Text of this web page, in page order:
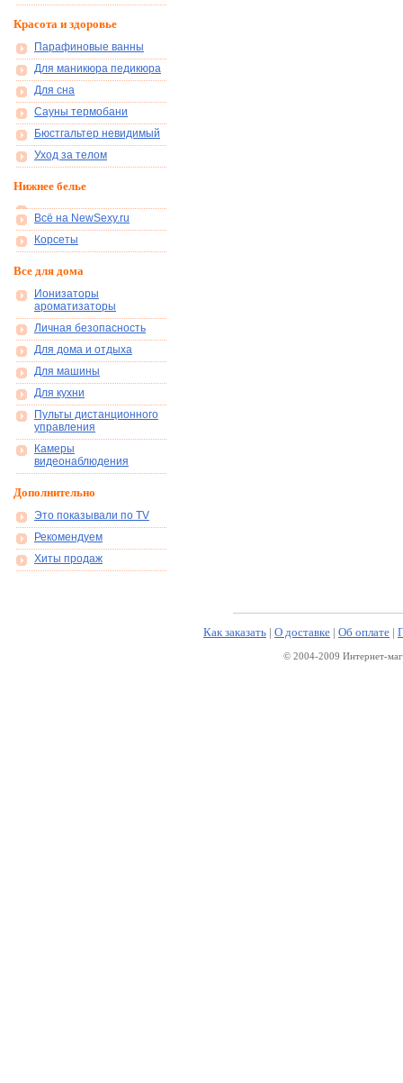
Красота и здоровье
Парафиновые ванны
Для маникюра педикюра
Для сна
Сауны термобани
Бюстгальтер невидимый
Уход за телом
Нижнее белье
Всё на NewSexy.ru
Корсеты
Все для дома
Ионизаторы
ароматизаторы
Личная безопасность
Для дома и отдыха
Для машины
Для кухни
Пульты дистанционного
управления
Камеры
видеонаблюдения
Дополнительно
Это показывали по TV
Рекомендуем
Хиты продаж
Как заказать | О доставке | Об оплате |
© 2004-2009 Интернет-